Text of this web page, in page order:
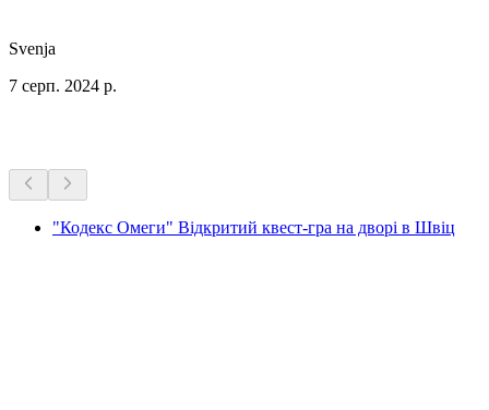
Svenja
7 серп. 2024 р.
"Кодекс Омеги" Відкритий квест-гра на дворі в Швіц